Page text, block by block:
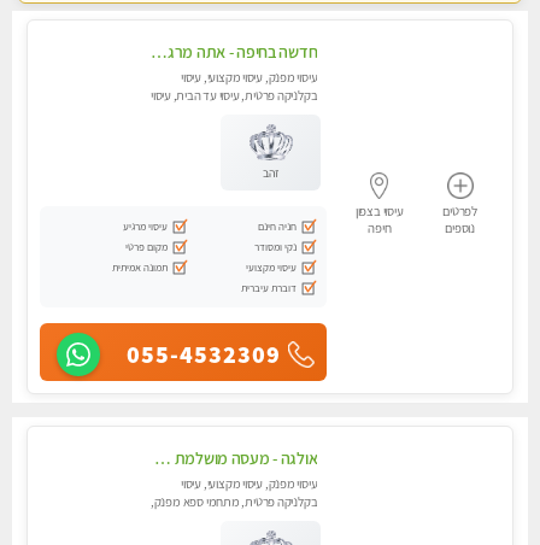
לפרטים
נוספים
עיסוי בצפון
חיפה
חדשה בחיפה - אתה מרגיש עייף??? זה הזמן להתפנק בעיסוי מקצועי ברמה גבוהה- Highly recommended
עיסוי מפנק, עיסוי מקצועי, עיסוי
בקלניקה פרטית, עיסוי עד הבית, עיסוי
זהב
חניה חינם
עיסוי מרגיע
נקי ומסודר
מקום פרטי
עיסוי מקצועי
תמונה אמיתית
דוברת עיברית
055-4532309
אולגה - מעסה מושלמת חדשה בעיר ! בחיפה טל - 052-5738058
עיסוי מפנק, עיסוי מקצועי, עיסוי
בקלניקה פרטית, מתחמי ספא מפנק,
עיסוי טנטרה